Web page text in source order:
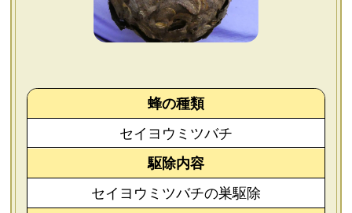
個人情報保護方針
蜂の種類
セイヨウミツバチ
駆除内容
セイヨウミツバチの巣駆除